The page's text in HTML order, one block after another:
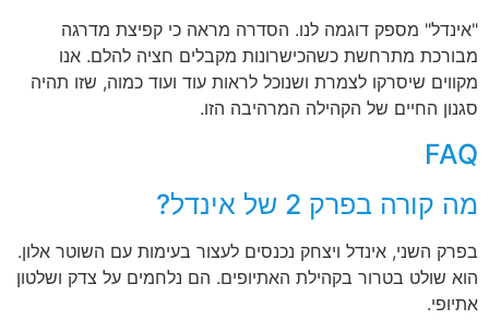
"אינדל" מספק דוגמה לנו. הסדרה מראה כי קפיצת מדרגה
מבורכת מתרחשת כשהכישרונות מקבלים חציה להלם. אנו
מקווים שיסרקו לצמרת ושנוכל לראות עוד ועוד כמוה, שזו תהיה
סגנון החיים של הקהילה המרהיבה הזו.
FAQ
מה קורה בפרק 2 של אינדל?
בפרק השני, אינדל ויצחק נכנסים לעצור בעימות עם השוטר אלון.
הוא שולט בטרור בקהילת האתיופים. הם נלחמים על צדק ושלטון
אתיופי.